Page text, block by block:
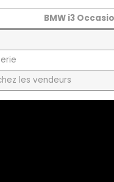
BMW i3
les vendeurs